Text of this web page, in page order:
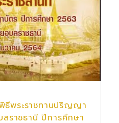
ธีพระราชทานปริญญา
ราชธานี ปีการศึกษา